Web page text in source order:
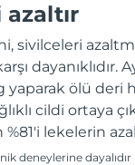
sivilceleri
dayanıklıdır.
yaparak ölü deri
cildi ortaya
%81'i lekelerin
deneylerine dayalıdır